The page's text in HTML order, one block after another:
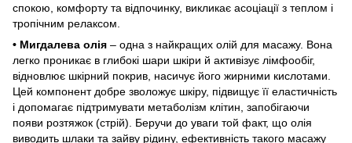
спокою, комфорту та відпочинку, викликає асоціації з теплом і
тропічним релаксом.
• Мигдалева олія – одна з найкращих олій для масажу. Вона
легко проникає в глибокі шари шкіри й активізує лімфообіг,
відновлює шкірний покрив, насичує його жирними кислотами.
Цей компонент добре зволожує шкіру, підвищує її еластичність
і допомагає підтримувати метаболізм клітин, запобігаючи
появи розтяжок (стрій). Беручи до уваги той факт, що олія
виводить шлаки та зайву рідину, ефективність такого масажу